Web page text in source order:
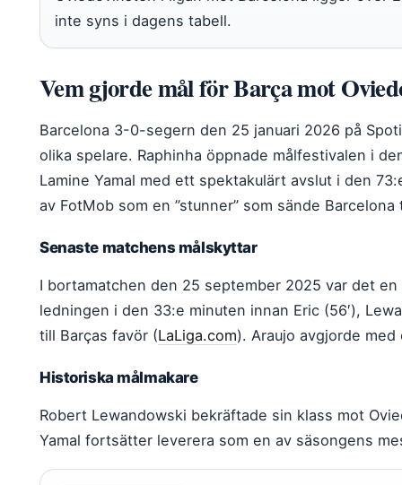
inte syns i dagens tabell.
Vem gjorde mål för Barça mot
Barcelona 3-0-segern den 25 januari 2026 på
olika spelare. Raphinha öppnade målfestivalen i
Lamine Yamal med ett spektakulärt avslut i den
av FotMob som en ”stunner” som sände
Senaste matchens målskyttar
I bortamatchen den 25 september 2025 var det
ledningen i den 33:e minuten innan Eric (56′),
till Barças favör (LaLiga.com). Araujo avgjorde
Historiska målmakare
Robert Lewandowski bekräftade sin klass mot
Yamal fortsätter leverera som en av säsongens